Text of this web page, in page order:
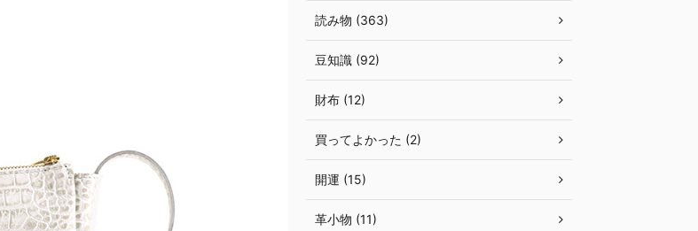
読み物 (363)
豆知識 (92)
財布 (12)
買ってよかった (2)
開運 (15)
革小物 (11)